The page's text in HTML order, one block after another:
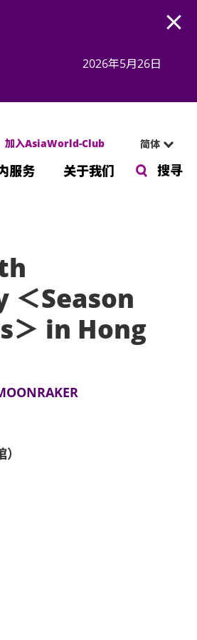
2026年5月26日
加入AsiaWorld-Club 简体
服务 关于我们 搜寻
Season
in Hong